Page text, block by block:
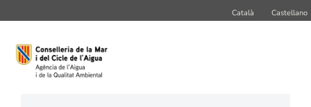
Català Castellano